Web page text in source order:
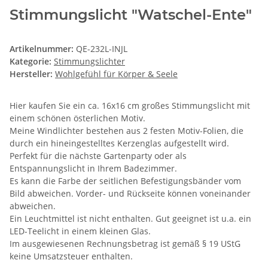
Stimmungslicht "Watschel-Ente"
Artikelnummer: QE-232L-INJL
Kategorie: Stimmungslichter
Hersteller: Wohlgefühl für Körper & Seele
Hier kaufen Sie ein ca. 16x16 cm großes Stimmungslicht mit
einem schönen österlichen Motiv.
Meine Windlichter bestehen aus 2 festen Motiv-Folien, die
durch ein hineingestelltes Kerzenglas aufgestellt wird.
Perfekt für die nächste Gartenparty oder als
Entspannungslicht in Ihrem Badezimmer.
Es kann die Farbe der seitlichen Befestigungsbänder vom
Bild abweichen. Vorder- und Rückseite können voneinander
abweichen.
Ein Leuchtmittel ist nicht enthalten. Gut geeignet ist u.a. ein
LED-Teelicht in einem kleinen Glas.
Im ausgewiesenen Rechnungsbetrag ist gemäß § 19 UStG
keine Umsatzsteuer enthalten.